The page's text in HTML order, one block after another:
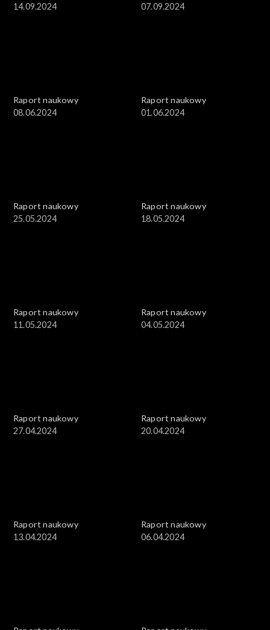
14.09.2024
07.09.2024
Raport naukowy
08.06.2024
Raport naukowy
01.06.2024
Raport naukowy
25.05.2024
Raport naukowy
18.05.2024
Raport naukowy
11.05.2024
Raport naukowy
04.05.2024
Raport naukowy
27.04.2024
Raport naukowy
20.04.2024
Raport naukowy
13.04.2024
Raport naukowy
06.04.2024